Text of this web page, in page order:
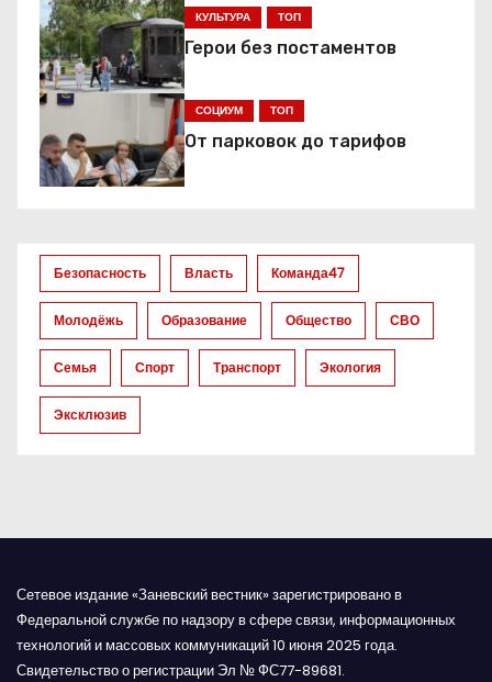
ц
и
я
п
з
а
п
и
с
м
КУЛЬТУРА ТОП
Герои без постаментов
СОЦИУМ ТОП
От парковок до тарифов
Безопасность Власть Команда47
Молодёжь Образование Общество СВО
Семья Спорт Транспорт Экология
Эксклюзив
Сетевое издание «Заневский вестник» зарегистрировано в
Федеральной службе по надзору в сфере связи, информационных
технологий и массовых коммуникаций 10 июня 2025 года.
Свидетельство о регистрации Эл № ФС77-89681.